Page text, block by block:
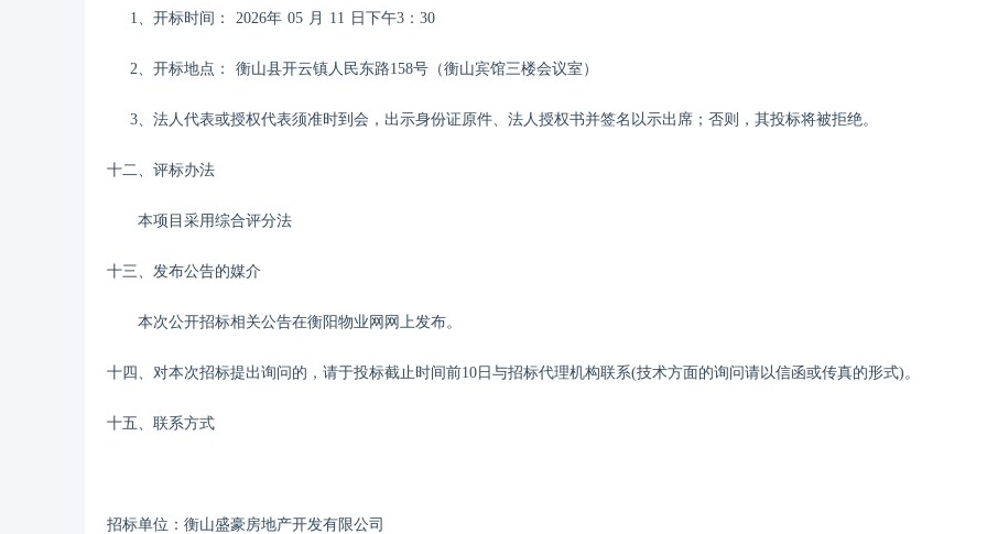
1、开标时间： 2026年 05 月 11 日下午3 ： 30
2、开标地点： 衡山县开云镇人民东路158号（衡山宾馆三楼会议室）
3、法人代表或授权代表须准时到会，出示身份证原件、法人授权书并签名以示出席；否则，其投标将被拒绝。
十二、评标办法
本项目采用综合评分法
十三、发布公告的媒介
本次公开招标相关公告在衡阳物业网 网上发布。
十四 、对本次招标提出询问的，请于投标截止时间前10日 与招标代理机构联系(技术方面的询问请以信函或传真的形式)。
十五、联系方式
招标单位： 衡山盛豪房地产开发有限公司